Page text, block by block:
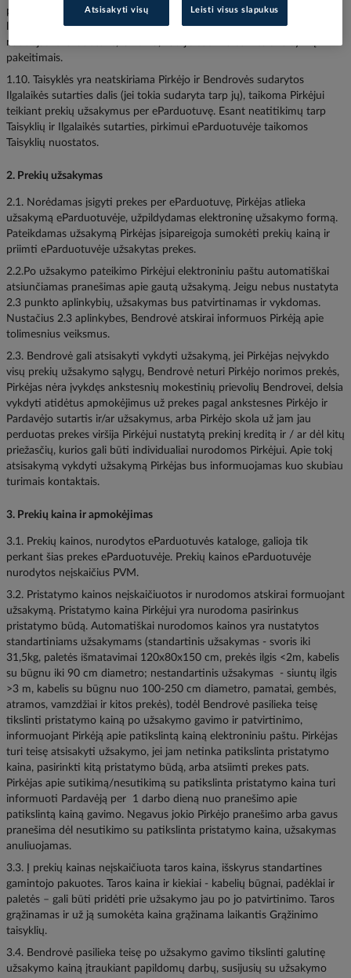
paskelbimo eParduotuvėje dieną. Jei Pirkėjas per išankstinio įspėjimo
laikotarpį neprieštaravo Taisyklių pakeitimams ir toliau bet kokiu būdu
naudojasi eParduotuve, laikoma, kad jis sutinka su visais Taisyklių
pakeitimais.
1.10. Taisyklės yra neatskiriama Pirkėjo ir Bendrovės sudarytos
Ilgalaikės sutarties dalis (jei tokia sudaryta tarp jų), taikoma Pirkėjui
teikiant prekių užsakymus per eParduotuvę. Esant neatitikimų tarp
Taisyklių ir Ilgalaikės sutarties, pirkimui eParduotuvėje taikomos
Taisyklių nuostatos.
2. Prekių užsakymas
2.1. Norėdamas įsigyti prekes per eParduotuvę, Pirkėjas atlieka
užsakymą eParduotuvėje, užpildydamas elektroninę užsakymo formą.
Pateikdamas užsakymą Pirkėjas įsipareigoja sumokėti prekių kainą ir
priimti eParduotuvėje užsakytas prekes.
2.2.Po užsakymo pateikimo Pirkėjui elektroniniu paštu automatiškai
atsiunčiamas pranešimas apie gautą užsakymą. Jeigu nebus nustatyta
2.3 punkto aplinkybių, užsakymas bus patvirtinamas ir vykdomas.
Nustačius 2.3 aplinkybes, Bendrovė atskirai informuos Pirkėją apie
tolimesnius veiksmus.
2.3. Bendrovė gali atsisakyti vykdyti užsakymą, jei Pirkėjas neįvykdo
visų prekių užsakymo sąlygų, Bendrovė neturi Pirkėjo norimos prekės,
Pirkėjas nėra įvykdęs ankstesnių mokestinių prievolių Bendrovei, delsia
vykdyti atidėtus apmokėjimus už prekes pagal ankstesnes Pirkėjo ir
Pardavėjo sutartis ir/ar užsakymus, arba Pirkėjo skola už jam jau
perduotas prekes viršija Pirkėjui nustatytą prekinį kreditą ir / ar dėl kitų
priežasčių, kurios gali būti individualiai nurodomos Pirkėjui. Apie tokį
atsisakymą vykdyti užsakymą Pirkėjas bus informuojamas kuo skubiau
turimais kontaktais.
3. Prekių kaina ir apmokėjimas
3.1. Prekių kainos, nurodytos eParduotuvės kataloge, galioja tik
perkant šias prekes eParduotuvėje. Prekių kainos eParduotuvėje
nurodytos neįskaičius PVM.
3.2. Pristatymo kainos neįskaičiuotos ir nurodomos atskirai formuojant
užsakymą. Pristatymo kaina Pirkėjui yra nurodoma pasirinkus
pristatymo būdą. Automatiškai nurodomos kainos yra nustatytos
standartiniams užsakymams (standartinis užsakymas - svoris iki
31,5kg, paletės išmatavimai 120x80x150 cm, prekės ilgis <2m, kabelis
su būgnu iki 90 cm diametro; nestandartinis užsakymas - siuntų ilgis
>3 m, kabelis su būgnu nuo 100-250 cm diametro, pamatai, gembės,
atramos, vamzdžiai ir kitos prekės), todėl Bendrovė pasilieka teisę
tikslinti pristatymo kainą po užsakymo gavimo ir patvirtinimo,
informuojant Pirkėją apie patikslintą kainą elektroniniu paštu. Pirkėjas
turi teisę atsisakyti užsakymo, jei jam netinka patikslinta pristatymo
kaina, pasirinkti kitą pristatymo būdą, arba atsiimti prekes pats.
Pirkėjas apie sutikimą/nesutikimą su patikslinta pristatymo kaina turi
informuoti Pardavėją per 1 darbo dieną nuo pranešimo apie
patikslintą kainą gavimo. Negavus jokio Pirkėjo pranešimo arba gavus
pranešima dėl nesutikimo su patikslinta pristatymo kaina, užsakymas
anuliuojamas.
3.3. Į prekių kainas neįskaičiuota taros kaina, išskyrus standartines
gamintojo pakuotes. Taros kaina ir kiekiai - kabelių būgnai, padėklai ir
paletės – gali būti pridėti prie užsakymo jau po jo patvirtinimo. Taros
grąžinamas ir už ją sumokėta kaina grąžinama laikantis Grąžinimo
taisyklių.
3.4. Bendrovė pasilieka teisę po užsakymo gavimo tikslinti galutinę
užsakymo kainą įtraukiant papildomų darbų, susijusių su užsakymo
Atsisakyti visų Leisti visus slapukus